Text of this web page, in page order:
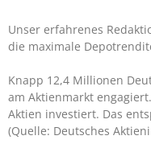
Unser erfahrenes
die maximale
Knapp 12,4 Millionen
am Aktienmarkt
Aktien investiert. Das
(Quelle: Deutsches